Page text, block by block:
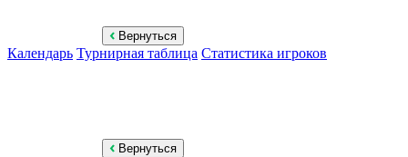
Вернуться
Календарь Турнирная таблица Статистика игроков
Вернуться